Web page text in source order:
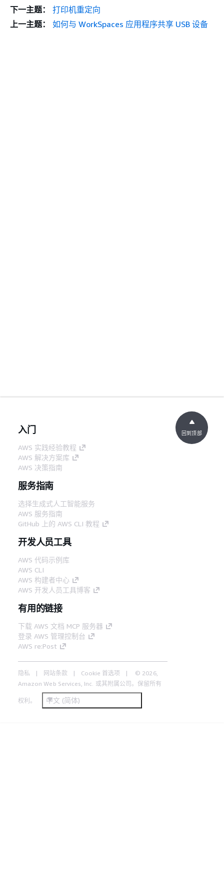
下一主题：
打印机重定向
上一主题：
如何与 WorkSpaces 应用程序共享 USB 设备
入门
AWS 实践经验教程
AWS 解决方案库
AWS 决策指南
服务指南
选择生成式人工智能服务
AWS 服务指南
GitHub 上的 AWS CLI 教程
开发人员工具
AWS 代码示例库
AWS CLI
AWS 构建者中心
AWS 开发人员工具博客
有用的链接
下载 AWS 文档 MCP 服务器
登录 AWS 管理控制台
AWS re:Post
隐私 网站条款 Cookie 首选项
© 2026,
Amazon Web Services, Inc. 或其附属公司。保留所有
权利。 中文 (简体)
回到顶部